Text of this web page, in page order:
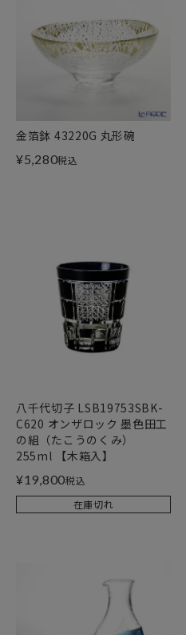
金箔鉢 43220G 丸形碗
¥5,280税込
八千代切子 LSB19753SBK-
C620 オンザロック 墨色田工
の組（たこうのくみ）
255ml 【木箱入】
¥19,800税込
在庫切れ